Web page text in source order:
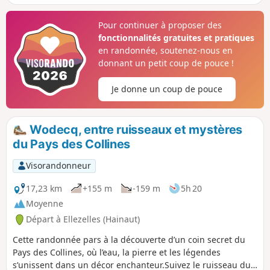
l'Est d'Ellezeele
coin, le Mont-Saint-Aubert.
Pour continuer à proposer des
fonctionnalités gratuites et pratiques
en randonnée, soutenez-nous en
donnant un petit coup de pouce !
Je donne un coup de pouce
Wodecq, entre ruisseaux et mystères
du Pays des Collines
Visorandonneur
17,23 km
+155 m -159 m
5h 20
Moyenne
Départ à Ellezelles (Hainaut)
Cette randonnée pars à la découverte d’un coin secret du
Pays des Collines, où l’eau, la pierre et les légendes
s’unissent dans un décor enchanteur.Suivez le ruisseau du